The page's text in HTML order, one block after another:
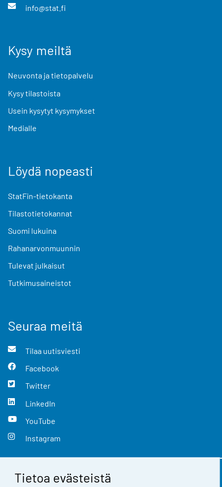
Tietoa evästeistä
info@stat.fi
Kysy meiltä
Neuvonta ja tietopalvelu
Kysy tilastoista
Usein kysytyt kysymykset
Medialle
Löydä nopeasti
StatFin-tietokanta
Tilastotietokannat
Suomi lukuina
Rahanarvonmuunnin
Tulevat julkaisut
Tutkimusaineistot
Seuraa meitä
Tilaa uutisviesti
Facebook
Twitter
LinkedIn
YouTube
Instagram
Yhteystiedot